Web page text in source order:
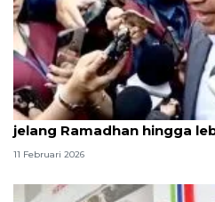
Prabowo terima laporan
jelang Ramadhan hingga
11 Februari 2026